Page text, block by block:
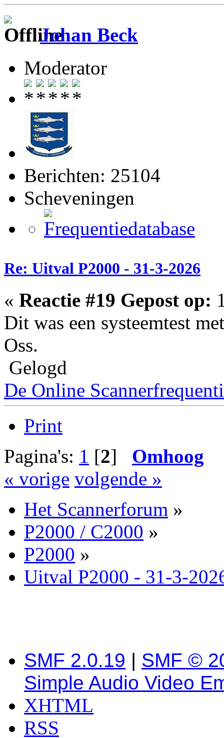
Johan Beck
Moderator
Berichten: 25104
Scheveningen
Re: Uitval P2000 - 31-3-2026
« Reactie #19 Gepost op:
Dit was een systeemtest
Oss.
Gelogd
De Online
Print
Pagina's: 1 [2] Omhoog
« vorige volgende »
Het Scannerforum »
P2000 / C2000 »
P2000 »
Uitval P2000 - 31-3-
SMF 2.0.19 | SMF ©
Simple Audio Video
XHTML
RSS